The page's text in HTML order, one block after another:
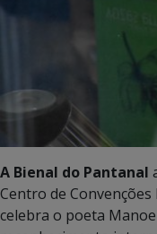
A Bienal do Pantanal
Centro de Convenções
celebra o poeta